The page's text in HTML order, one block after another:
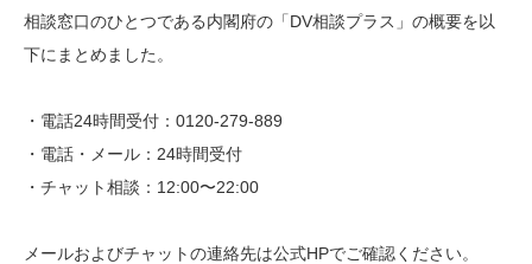
相談窓口のひとつである内閣府の「DV相談プラス」の概要を以
下にまとめました。
・電話24時間受付：0120-279-889
・電話・メール：24時間受付
・チャット相談：12:00〜22:00
メールおよびチャットの連絡先は公式HPでご確認ください。